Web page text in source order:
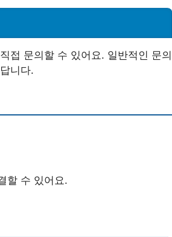
접 문의할 수 있어요. 일반적인 문의
니다.
할 수 있어요.